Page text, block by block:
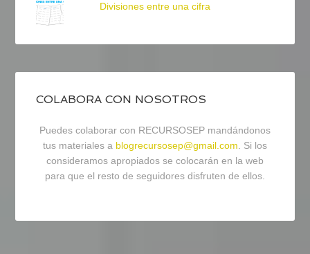
Divisiones entre una cifra
COLABORA CON NOSOTROS
Puedes colaborar con RECURSOSEP mandándonos
tus materiales a blogrecursosep@gmail.com . Si los
consideramos apropiados se colocarán en la web
para que el resto de seguidores disfruten de ellos.